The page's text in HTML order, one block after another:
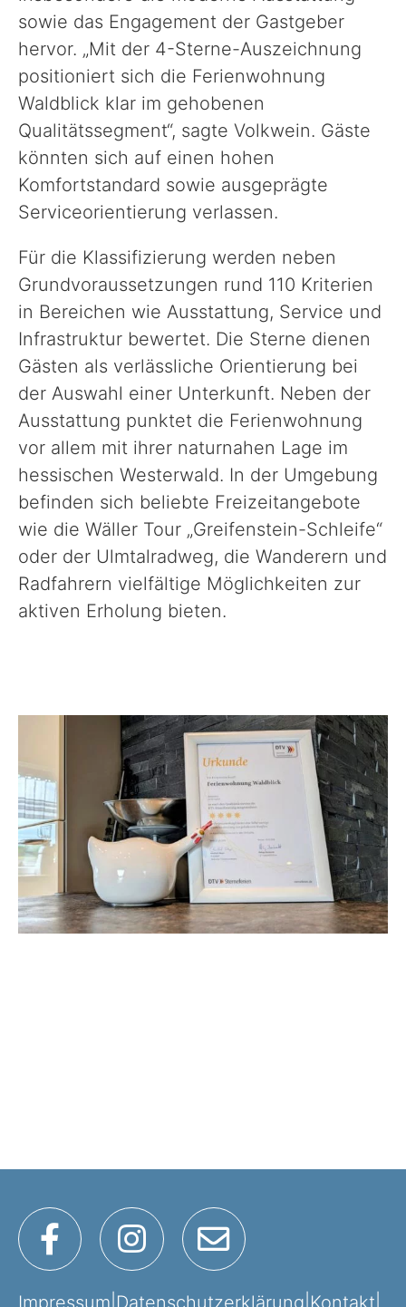
sowie das Engagement der Gastgeber
hervor. „Mit der 4-Sterne-Auszeichnung
positioniert sich die Ferienwohnung
Waldblick klar im gehobenen
Qualitätssegment“, sagte Volkwein. Gäste
könnten sich auf einen hohen
Komfortstandard sowie ausgeprägte
Serviceorientierung verlassen.
Für die Klassifizierung werden neben
Grundvoraussetzungen rund 110 Kriterien
in Bereichen wie Ausstattung, Service und
Infrastruktur bewertet. Die Sterne dienen
Gästen als verlässliche Orientierung bei
der Auswahl einer Unterkunft. Neben der
Ausstattung punktet die Ferienwohnung
vor allem mit ihrer naturnahen Lage im
hessischen Westerwald. In der Umgebung
befinden sich beliebte Freizeitangebote
wie die Wäller Tour „Greifenstein-Schleife“
oder der Ulmtalradweg, die Wanderern und
Radfahrern vielfältige Möglichkeiten zur
aktiven Erholung bieten.
Impressum Datenschutzerklärung Kontakt